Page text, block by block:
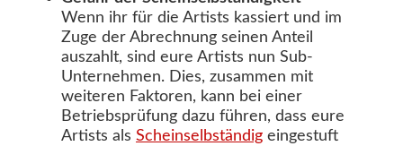
Wenn ihr für die Artists kassiert und im
Zuge der Abrechnung seinen Anteil
auszahlt, sind eure Artists nun Sub-
Unternehmen. Dies, zusammen mit
weiteren Faktoren, kann bei einer
Betriebsprüfung dazu führen, dass eure
Artists als Scheinselbständig eingestuft